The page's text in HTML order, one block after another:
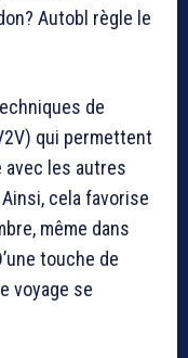
Autobl règle le
de
qui permettent
avec les autres
cela favorise
même dans
touche de
voyage se